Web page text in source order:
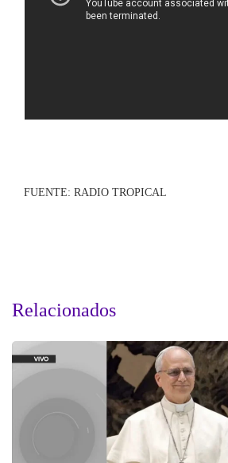
FUENTE: RADIO TROPICAL
Relacionados